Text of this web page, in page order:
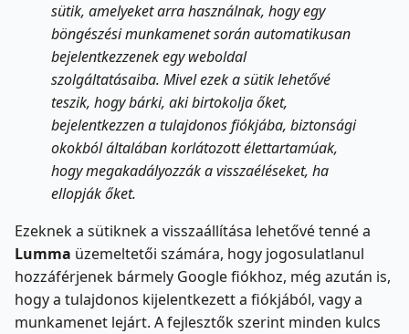
sütik, amelyeket arra használnak, hogy egy
böngészési munkamenet során automatikusan
bejelentkezzenek egy weboldal
szolgáltatásaiba. Mivel ezek a sütik lehetővé
teszik, hogy bárki, aki birtokolja őket,
bejelentkezzen a tulajdonos fiókjába, biztonsági
okokból általában korlátozott élettartamúak,
hogy megakadályozzák a visszaéléseket, ha
ellopják őket.
Ezeknek a sütiknek a visszaállítása lehetővé tenné a
Lumma üzemeltetői számára, hogy jogosulatlanul
hozzáférjenek bármely Google fiókhoz, még azután is,
hogy a tulajdonos kijelentkezett a fiókjából, vagy a
munkamenet lejárt. A fejlesztők szerint minden kulcs